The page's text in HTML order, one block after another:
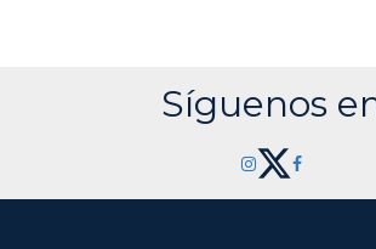
del calendario de semana santa y su
cada año, siguen tres canciones de coro y
himno a María de Fulbert de Chartres. Muy
conservado, la última hoja algo más débil,
español de estilo milanés, realizado en
probablememnte a principios del s. XVI.
Síguenos